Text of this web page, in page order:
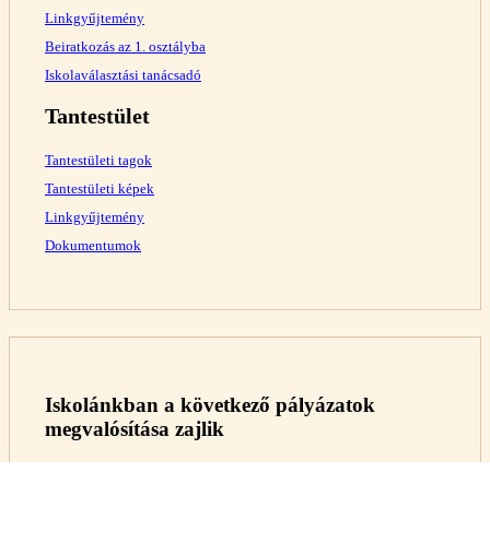
Linkgyűjtemény
Beiratkozás az 1. osztályba
Iskolaválasztási tanácsadó
Tantestület
Tantestületi tagok
Tantestületi képek
Linkgyűjtemény
Dokumentumok
Iskolánkban a következő pályázatok
megvalósítása zajlik